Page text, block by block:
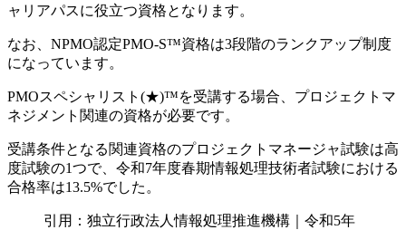
ャリアパスに役立つ資格となります。
なお、NPMO認定PMO-S™資格は3段階のランクアップ制度
になっています。
PMOスペシャリスト(★)™を受講する場合、プロジェクトマ
ネジメント関連の資格が必要です。
受講条件となる関連資格のプロジェクトマネージャ試験は高
度試験の1つで、令和7年度春期情報処理技術者試験における
合格率は13.5%でした。
引用：独立行政法人情報処理推進機構｜令和5年